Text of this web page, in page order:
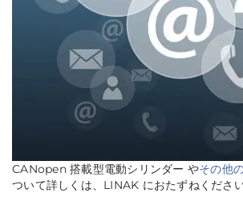
CANopen 搭載型電動シリンダー やその他
ついて詳しくは、LINAK におたずねください